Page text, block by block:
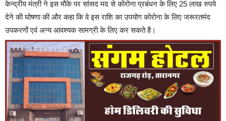
केन्द्रीय मंत्री ने इस मौके पर सांसद मद से कोरोना प्रबंधन के लिए 25 लाख रुपये
देने की घोषणा की और कहा कि वे इस राशि का उपयोग कोरोना के लिए जरूरतमंद
उपकरणों एवं अन्य आवश्यक सामग्री के लिए कर सकते है।